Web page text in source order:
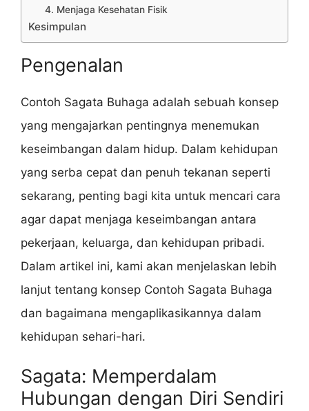
4. Menjaga Kesehatan Fisik
Kesimpulan
Pengenalan
Contoh Sagata Buhaga adalah sebuah konsep
yang mengajarkan pentingnya menemukan
keseimbangan dalam hidup. Dalam kehidupan
yang serba cepat dan penuh tekanan seperti
sekarang, penting bagi kita untuk mencari cara
agar dapat menjaga keseimbangan antara
pekerjaan, keluarga, dan kehidupan pribadi.
Dalam artikel ini, kami akan menjelaskan lebih
lanjut tentang konsep Contoh Sagata Buhaga
dan bagaimana mengaplikasikannya dalam
kehidupan sehari-hari.
Sagata: Memperdalam
Hubungan dengan Diri Sendiri